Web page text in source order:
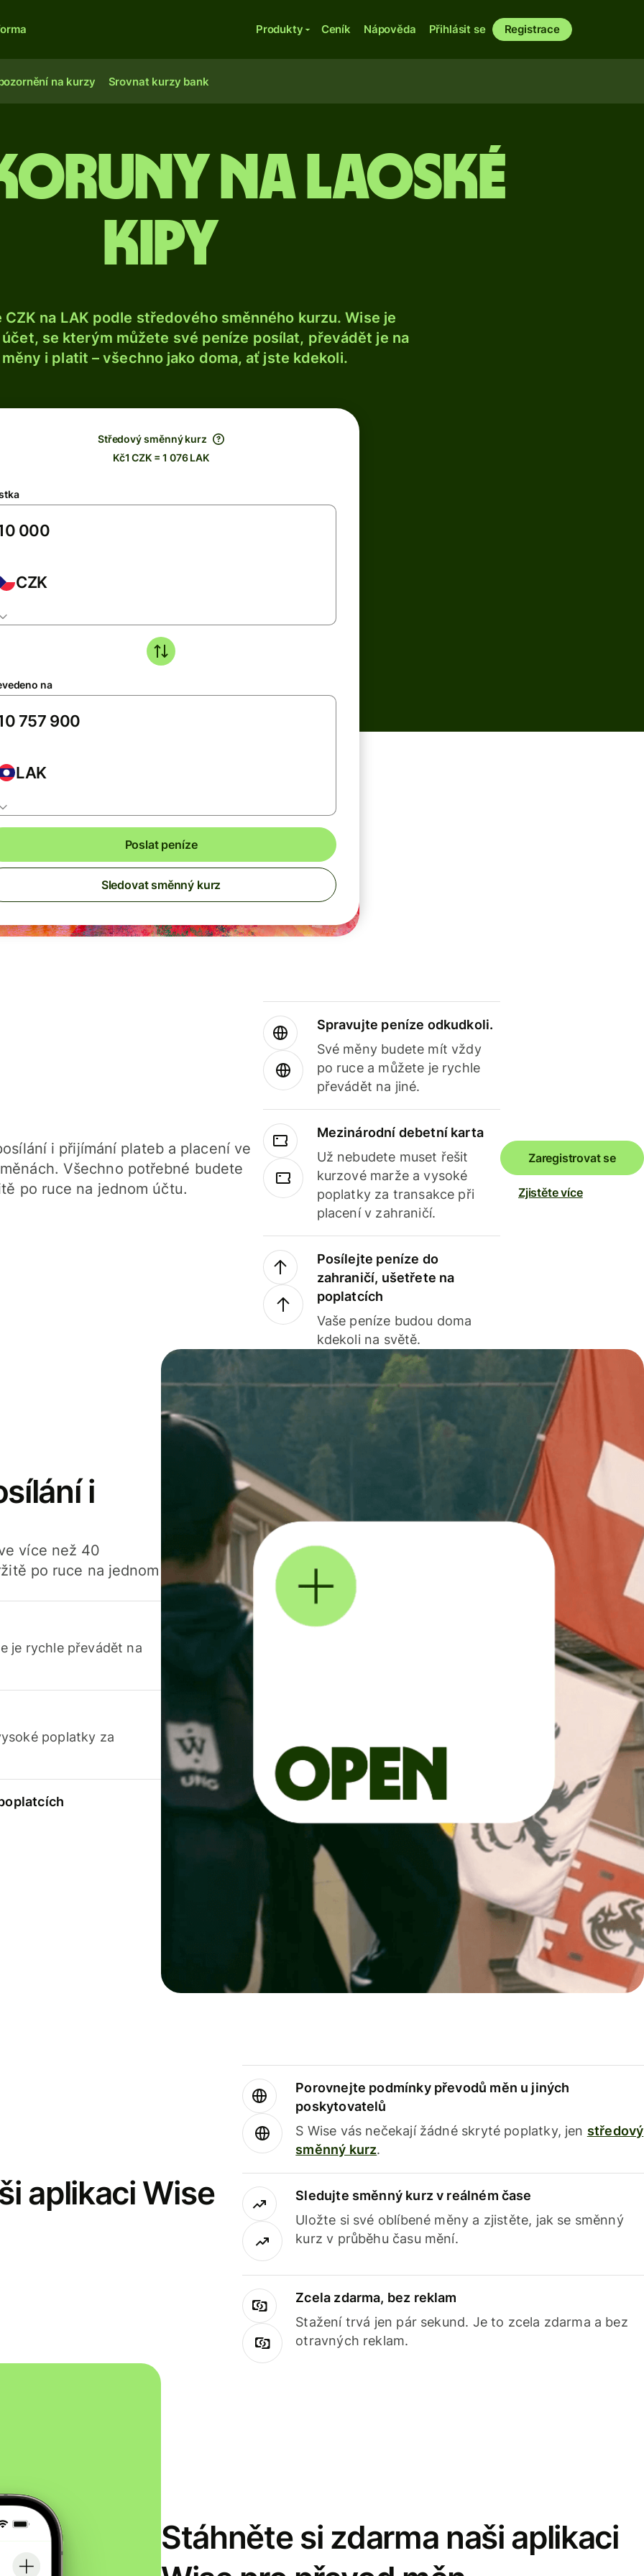
Produkty Ceník Nápověda Přihlásit se Registrace
na kurzy Srovnat kurzy bank
koruny na laoské
kipy
na LAK podle středového směnného kurzu. Wise je
se kterým můžete své peníze posílat, převádět je na
i platit – všechno jako doma, ať jste kdekoli.
Středový směnný kurz
Kč1 CZK = 1 076 LAK
CZK
na
LAK
Poslat peníze
Sledovat směnný kurz
i přijímání plateb a placení ve
Všechno potřebné budete
po ruce na jednom účtu.
Spravujte peníze odkudkoli.
Své měny budete mít vždy
po ruce a můžete je rychle
převádět na jiné.
Mezinárodní debetní karta
Už nebudete muset řešit
kurzové marže a vysoké
poplatky za transakce při
placení v zahraničí.
Posílejte peníze do
zahraničí, ušetřete na
poplatcích
Vaše peníze budou doma
kdekoli na světě.
Zaregistrovat se
Zjistěte více
i
více než 40
po ruce na jednom
je rychle převádět na
poplatky za
aplikaci Wise
Porovnejte podmínky převodů měn u jiných
poskytovatelů
S Wise vás nečekají žádné skryté poplatky, jen středový
směnný kurz.
Sledujte směnný kurz v reálném čase
Uložte si své oblíbené měny a zjistěte, jak se směnný
kurz v průběhu času mění.
Zcela zdarma, bez reklam
Stažení trvá jen pár sekund. Je to zcela zdarma a bez
otravných reklam.
Stáhněte si zdarma naši aplikaci